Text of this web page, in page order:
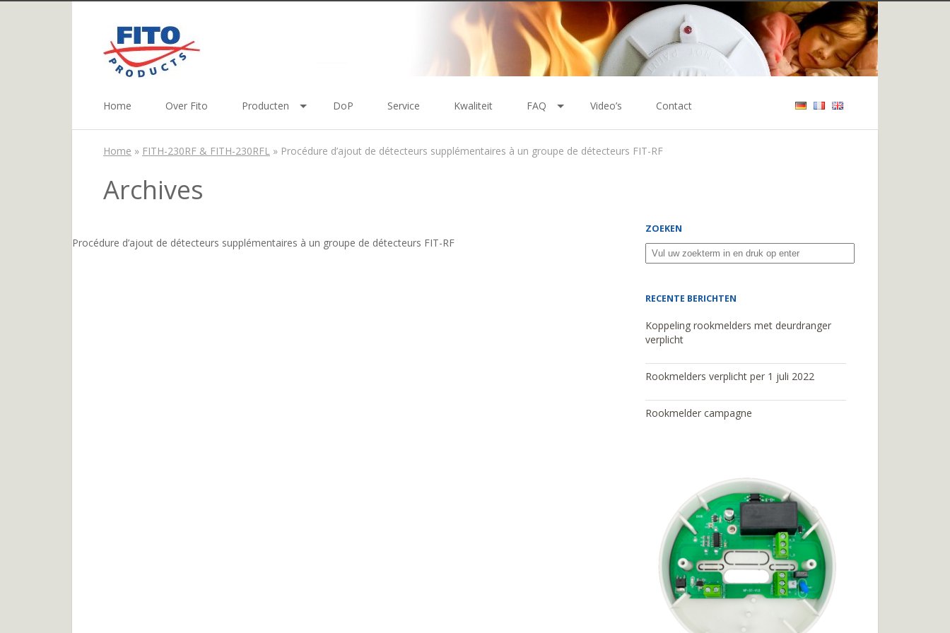
Home Over Fito Producten DoP Service Kwaliteit FAQ Video’s Contact
Home » FITH-230RF & FITH-230RFL » Procédure d’ajout de détecteurs supplémentaires à un groupe de détecteurs FIT-RF
Archives
Procédure d’ajout de détecteurs supplémentaires à un groupe de détecteurs FIT-RF
ZOEKEN
RECENTE BERICHTEN
Koppeling rookmelders met deurdranger
verplicht
Rookmelders verplicht per 1 juli 2022
Rookmelder campagne